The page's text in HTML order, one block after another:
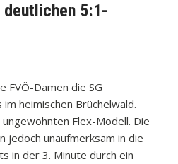
deutlichen 5:1-
FVÖ-Damen die SG
heimischen Brüchelwald.
Flex-Modell. Die
unaufmerksam in die
in der 3. Minute durch ein